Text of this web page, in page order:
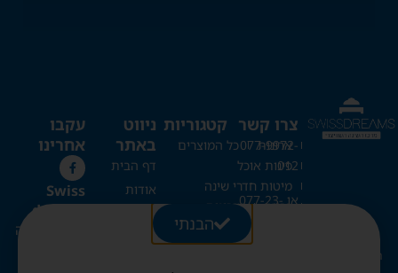
צרו קשר
077-9972-
012
או 077-23-
Swissdreams1@gmail.com
קטגוריות
כל המוצרים
ארונות
פינות אוכל
מיטות חדרי שינה
מזרונים
כריות
ספות נפתחות
מיטות קומותיים
ניווט
באתר
דף הבית
אודות
כל המוצרים
בלוג
עקבו
אחרינו
Swiss
dreams
מרכז השינה
הבנתי